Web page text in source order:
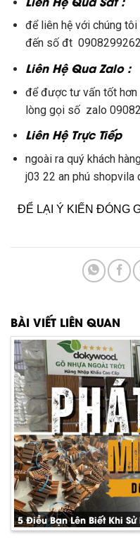
để liên hệ với chúng
đến số đt
Liên Hệ Qua Zalo :
để được tư vấn tốt hơn
lòng gọi số zalo
Liên Hệ Trực Tiếp
ngoài ra quý khách
j03 22 an phú shopvila
ĐỂ LẠI Ý KIẾN ĐÓNG
BÀI VIẾT LIÊN QUAN
5 Điều Bạn Lên Biết Khi